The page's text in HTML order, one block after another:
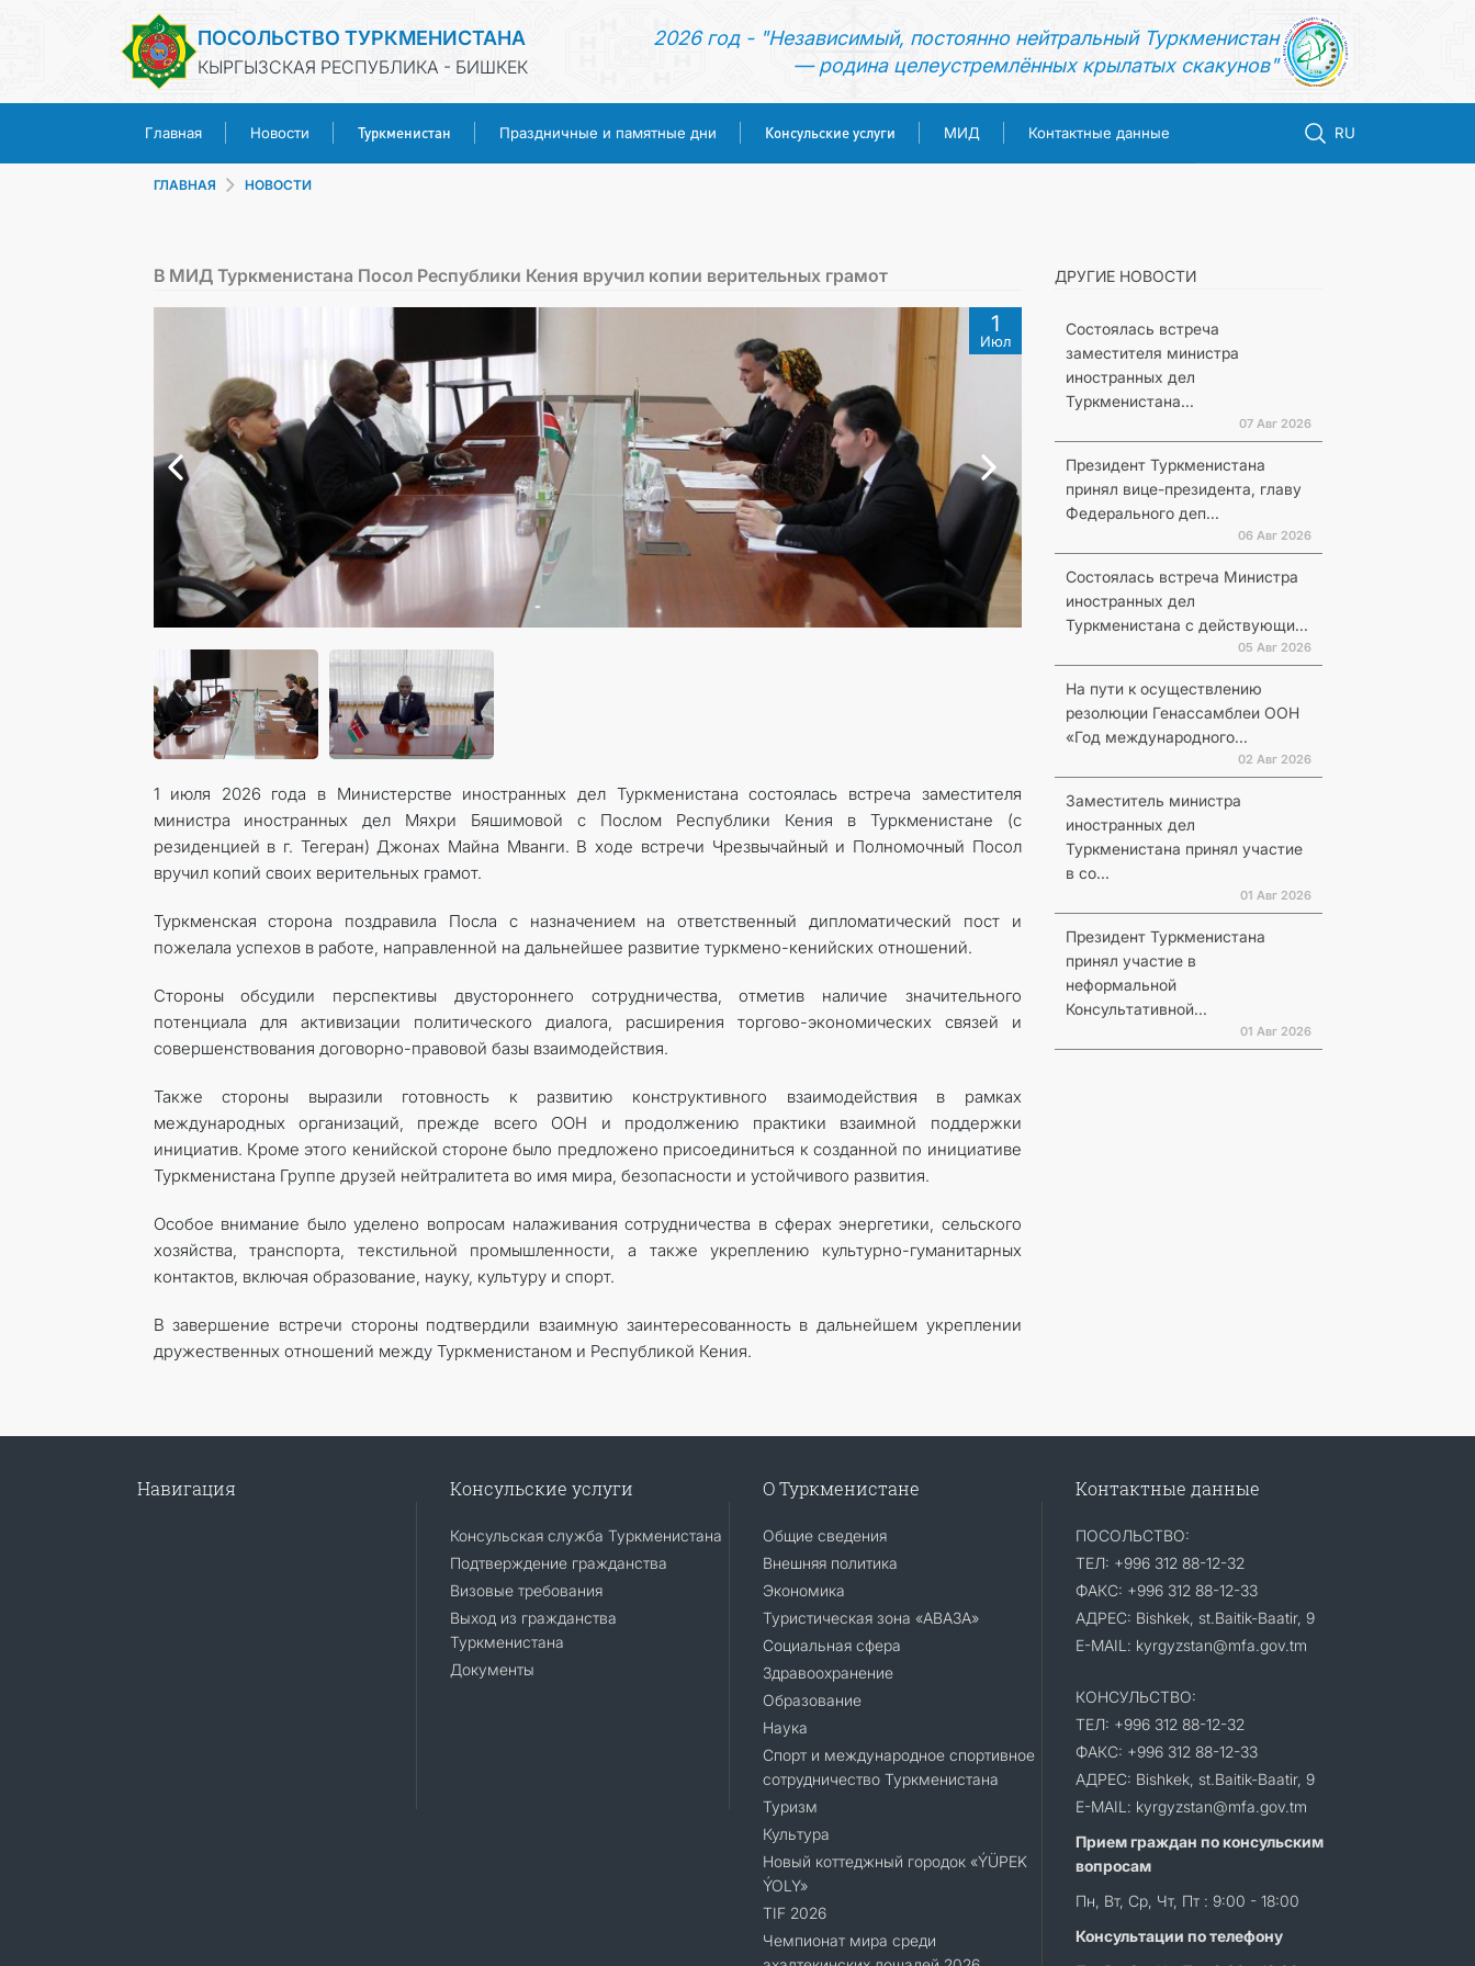
ПОСОЛЬСТВО ТУРКМЕНИСТАНА
КЫРГЫЗСКАЯ РЕСПУБЛИКА - БИШКЕК
2026 год - "Независимый, постоянно нейтральный Туркменистан
— родина целеустремлённых крылатых скакунов"
Главная Новости Туркменистан Праздничные и памятные дни Консульские услуги МИД Контактные данные RU
ТУРКМЕНИСТАН
ПРАЗДНИЧНЫЕ И ПАМЯТНЫЕ ДНИ
КОНСУЛЬСКИЕ УСЛУГИ
МИД
КОНТАКТНЫЕ ДАННЫЕ
ГЛАВНАЯ НОВОСТИ
В МИД Туркменистана Посол Республики Кения вручил копии верительных грамот
1
Июл
1 июля 2026 года в Министерстве иностранных дел Туркменистана состоялась встреча заместителя
министра иностранных дел Мяхри Бяшимовой с Послом Республики Кения в Туркменистане (с
резиденцией в г. Тегеран) Джонах Майна Мванги. В ходе встречи Чрезвычайный и Полномочный Посол
вручил копий своих верительных грамот.
Туркменская сторона поздравила Посла с назначением на ответственный дипломатический пост и
пожелала успехов в работе, направленной на дальнейшее развитие туркмено-кенийских отношений.
Стороны обсудили перспективы двустороннего сотрудничества, отметив наличие значительного
потенциала для активизации политического диалога, расширения торгово-экономических связей и
совершенствования договорно-правовой базы взаимодействия.
Также стороны выразили готовность к развитию конструктивного взаимодействия в рамках
международных организаций, прежде всего ООН и продолжению практики взаимной поддержки
инициатив. Кроме этого кенийской стороне было предложено присоединиться к созданной по инициативе
Туркменистана Группе друзей нейтралитета во имя мира, безопасности и устойчивого развития.
Особое внимание было уделено вопросам налаживания сотрудничества в сферах энергетики, сельского
хозяйства, транспорта, текстильной промышленности, а также укреплению культурно-гуманитарных
контактов, включая образование, науку, культуру и спорт.
В завершение встречи стороны подтвердили взаимную заинтересованность в дальнейшем укреплении
дружественных отношений между Туркменистаном и Республикой Кения.
ДРУГИЕ НОВОСТИ
Состоялась встреча
заместителя министра
иностранных дел
Туркменистана...
07 Авг 2026
Президент Туркменистана
принял вице-президента, главу
Федерального деп...
06 Авг 2026
Состоялась встреча Министра
иностранных дел
Туркменистана с действующи...
05 Авг 2026
На пути к осуществлению
резолюции Генассамблеи ООН
«Год международного...
02 Авг 2026
Заместитель министра
иностранных дел
Туркменистана принял участие
в со...
01 Авг 2026
Президент Туркменистана
принял участие в
неформальной
Консультативной...
01 Авг 2026
Навигация Консульские услуги
Консульская служба Туркменистана
Подтверждение гражданства
Визовые требования
Выход из гражданства
Туркменистана
Документы
О Туркменистане
Общие сведения
Внешняя политика
Экономика
Туристическая зона «АВАЗА»
Социальная сфера
Здравоохранение
Образование
Наука
Спорт и международное спортивное
сотрудничество Туркменистана
Туризм
Культура
Новый коттеджный городок «ÝÜPEK
ÝOLY»
TIF 2026
Чемпионат мира среди
Контактные данные
ПОСОЛЬСТВО:
ТЕЛ: +996 312 88-12-32
ФАКС: +996 312 88-12-33
АДРЕС: Bishkek, st.Baitik-Baatir, 9
E-MAIL: kyrgyzstan@mfa.gov.tm
КОНСУЛЬСТВО:
ТЕЛ: +996 312 88-12-32
ФАКС: +996 312 88-12-33
АДРЕС: Bishkek, st.Baitik-Baatir, 9
E-MAIL: kyrgyzstan@mfa.gov.tm
Прием граждан по консульским
вопросам
Пн, Вт, Ср, Чт, Пт : 9:00 - 18:00
Консультации по телефону